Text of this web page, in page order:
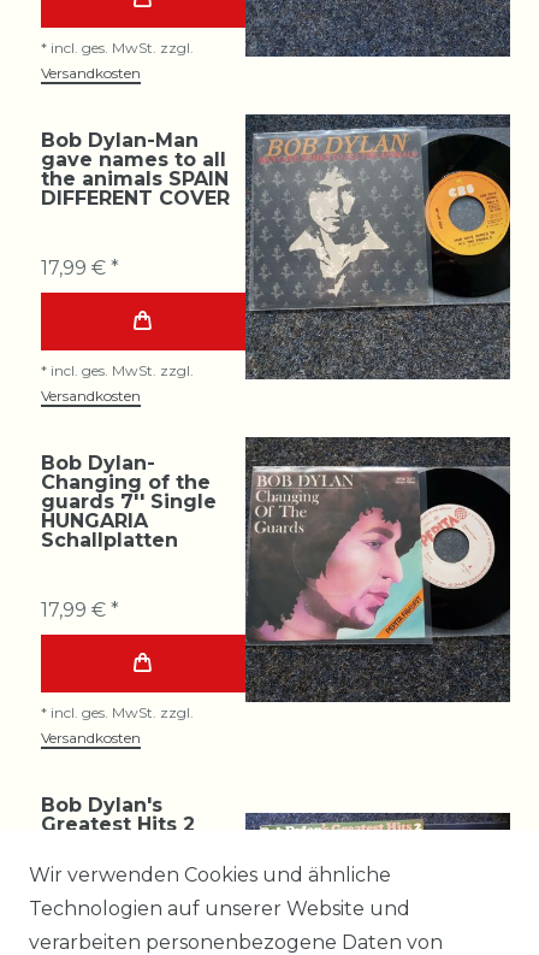
* incl. ges. MwSt. zzgl.
Versandkosten
Bob Dylan-Man
gave names to all
the animals SPAIN
DIFFERENT COVER
17,99 € *
* incl. ges. MwSt. zzgl.
Versandkosten
Bob Dylan-
Changing of the
guards 7'' Single
HUNGARIA
Schallplatten
17,99 € *
* incl. ges. MwSt. zzgl.
Versandkosten
Bob Dylan's
Greatest Hits 2
Schallplatten
9,99 € *
Wir verwenden Cookies und ähnliche
Technologien auf unserer Website und
verarbeiten personenbezogene Daten von